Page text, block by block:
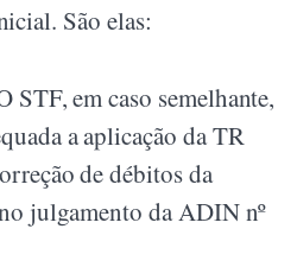
São elas:
STF, em caso semelhante,
a aplicação da TR
de débitos da
julgamento da ADIN nº